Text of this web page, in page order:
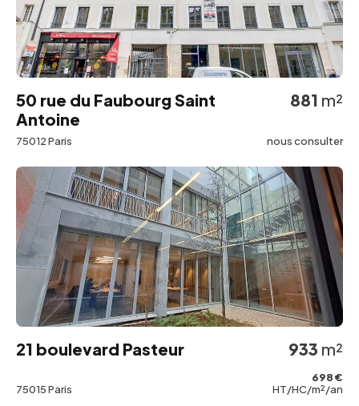
50 rue du Faubourg Saint
Antoine
75012 Paris
881 m²
nous consulter
21 boulevard Pasteur
75015 Paris
933 m²
698 €
HT/HC/m²/an